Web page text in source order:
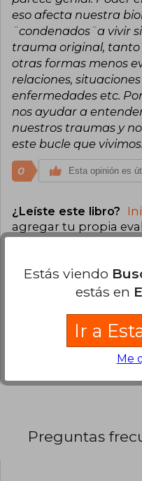
eso afecta nuestra
¨condenados¨a vivir
trauma original,
otras formas menos
relaciones,
enfermedades etc.
nos ayudar a
nuestros traumas y
este bucle que vivimos.
0 Esta opinión es
¿Leíste este libro?
agregar tu propia
Preguntas
Estás viendo
estás en
Ir a
Me